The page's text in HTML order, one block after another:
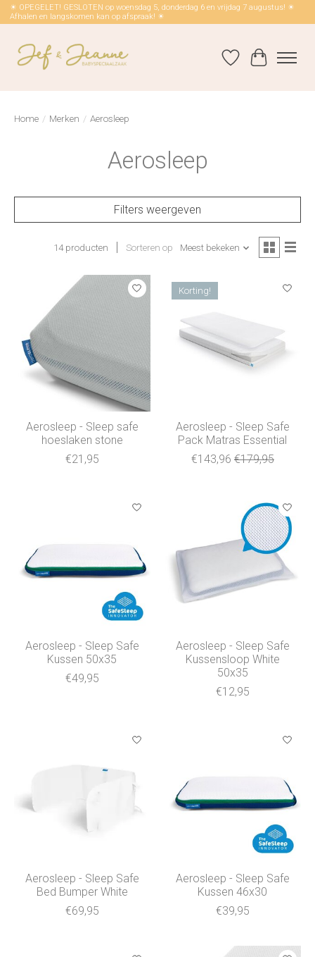
☀ OPEGELET! GESLOTEN op woensdag 5, donderdag 6 en vrijdag 7 augustus! ☀
Afhalen en langskomen kan op afspraak! ☀
Verlanglijst
Home / Merken / Aerosleep
Aerosleep
Filters weergeven
14 producten Sorteren op Meest bekeken
Aerosleep - Sleep safe
hoeslaken stone
€21,95
Korting!
Aerosleep - Sleep Safe
Pack Matras Essential
€143,96 €179,95
Aerosleep - Sleep Safe
Kussen 50x35
€49,95
Aerosleep - Sleep Safe
Kussensloop White
50x35
€12,95
Aerosleep - Sleep Safe
Bed Bumper White
€69,95
Aerosleep - Sleep Safe
Kussen 46x30
€39,95